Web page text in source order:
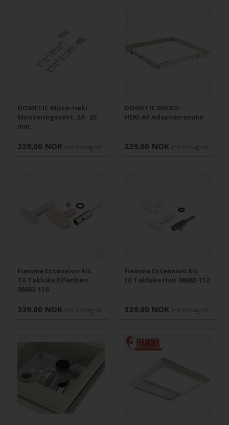
DOMETIC Micro-Heki
Monteringssett. 24 - 25
mm.
229,00 NOK incl MVA og toll
DOMETIC MICRO-
HEKI-AF Adapterramme
229,00 NOK incl MVA og toll
Fiamma Extension Kit
Til Takluke Elfenben
98683-116
339,00 NOK incl MVA og toll
Fiamma Extension Kit
til Takluke Hvit 98683-112
339,00 NOK incl MVA og toll